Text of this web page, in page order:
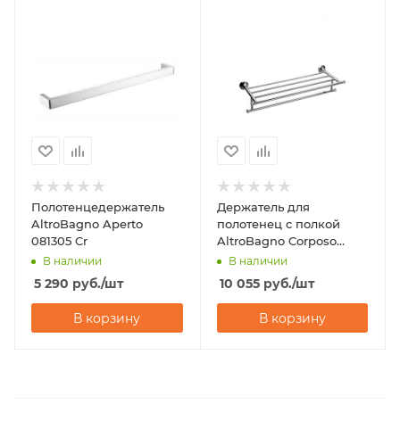
Полотенцедержатель
AltroBagno Aperto
081305 Cr
В наличии
5 290 руб./шт
В корзину
Держатель для
полотенец с полкой
AltroBagno Corposo
081506 Cr
В наличии
10 055руб./шт
В корзину